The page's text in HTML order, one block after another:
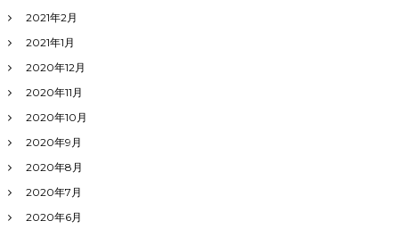
2021年2月
2021年1月
2020年12月
2020年11月
2020年10月
2020年9月
2020年8月
2020年7月
2020年6月